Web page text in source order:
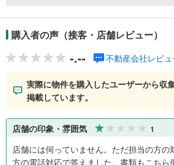
購入者の声（接客・店舗レビュー）
-.-- 不動産会社レビ
実際に物件を購入したユーザーから収
掲載しています。
店舗の印象・雰囲気 1
店舗には伺っていません。ただ担当の方の
方の電話対応で答えました。書類もこちら